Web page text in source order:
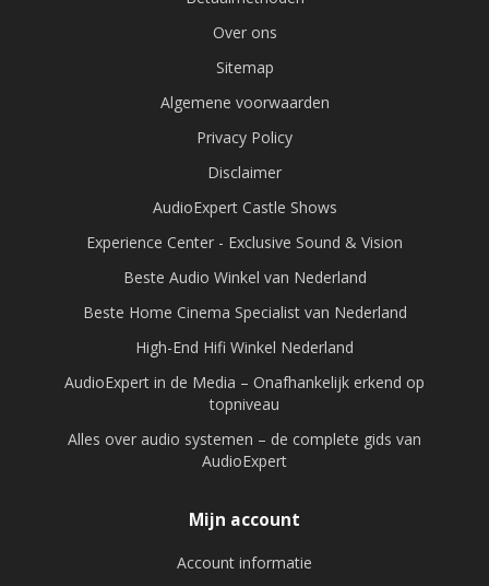
Over ons
Sitemap
Algemene voorwaarden
Privacy Policy
Disclaimer
AudioExpert Castle Shows
Experience Center - Exclusive Sound & Vision
Beste Audio Winkel van Nederland
Beste Home Cinema Specialist van Nederland
High-End Hifi Winkel Nederland
AudioExpert in de Media – Onafhankelijk erkend op
topniveau
Alles over audio systemen – de complete gids van
AudioExpert
Mijn account
Account informatie